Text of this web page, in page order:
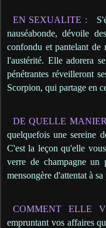
EN SEXUALITE :
nauséabonde, dévoile
confondu et pantelant de
l'austérité. Elle adorera
pénétrantes réveilleront
Scorpion, qui partage en
DE QUELLE
quelquefois une sereine
C'est la leçon qu'elle
verre de champagne un
mensongère d'attentat à
COMMENT ELLE
empruntant vos affaires